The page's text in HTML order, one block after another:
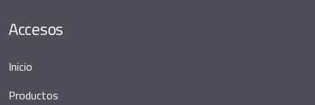
Accesos
Inicio
Productos